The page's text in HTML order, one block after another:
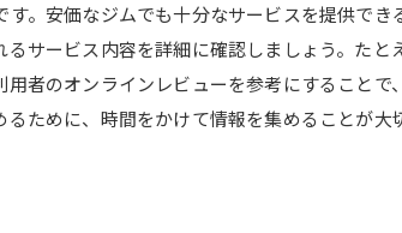
目標と健康管理のバランス
最適な組み合わせ
スとフィジカルヘルスの調和
。安価なジムでも十分なサービスを提供で
サービス内容を詳細に確認しましょう。た
者のオンラインレビューを参考にすること
ために、時間をかけて情報を集めることが大